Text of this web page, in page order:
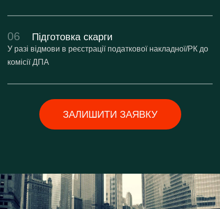
06 Підготовка скарги
У разі відмови в реєстрації податкової накладної/РК до
комісії ДПА
ЗАЛИШИТИ ЗАЯВКУ